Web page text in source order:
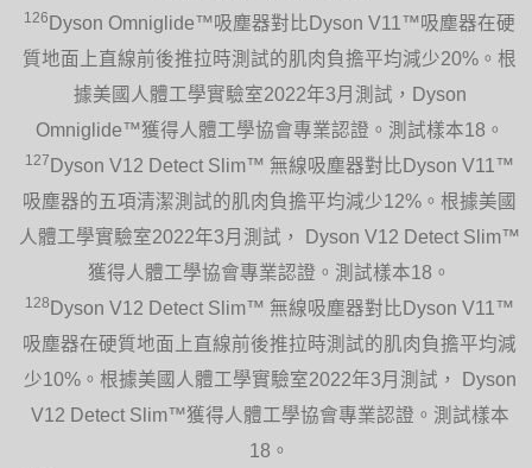
126 Dyson Omniglide™吸塵器對比Dyson V11™吸塵器在硬
質地面上直線前後推拉時測試的肌肉負擔平均減少20%。根
據美國人體工學實驗室2022年3月測試，Dyson
Omniglide™獲得人體工學協會專業認證。測試樣本18。
127 Dyson V12 Detect Slim™ 無線吸塵器對比Dyson V11™
吸塵器的五項清潔測試的肌肉負擔平均減少12%。根據美國
人體工學實驗室2022年3月測試， Dyson V12 Detect Slim™
獲得人體工學協會專業認證。測試樣本18。
128 Dyson V12 Detect Slim™ 無線吸塵器對比Dyson V11™
吸塵器在硬質地面上直線前後推拉時測試的肌肉負擔平均減
少10%。根據美國人體工學實驗室2022年3月測試， Dyson
V12 Detect Slim™獲得人體工學協會專業認證。測試樣本
18。